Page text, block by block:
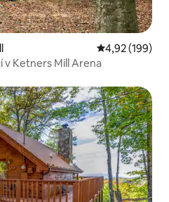
Průměrné
4,92 (199)
v Ketners Mill Arena